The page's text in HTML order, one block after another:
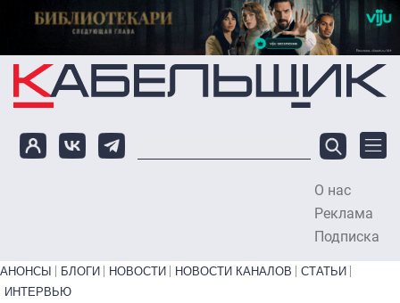
Перейти к основному содержанию
О нас
Реклама
Подписка
Primary links bottom
АНОНСЫ БЛОГИ НОВОСТИ НОВОСТИ КАНАЛОВ
СТАТЬИ
ИНТЕРВЬЮ